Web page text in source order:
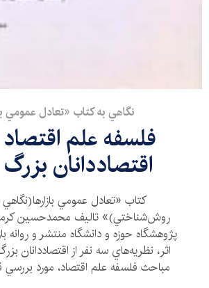
نگاهي به كتاب «تعادل عمومي
فلسفه علم اقتصاد
اقتصاددانان
كتاب «تعادل عمومي
روش‌شناختي)» تاليف محمد‌حسين
پژوهشگاه حوزه و دانشگاه منتشر و روانه
اثر، نظريه‌هاي سه نفر از اقتصاددانان
مباحث فلسفه علم اقتصاد، مورد بررسي